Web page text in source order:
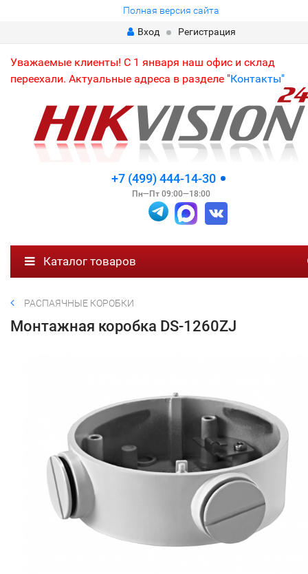
Полная версия сайта
Вход
Регистрация
Уважаемые клиенты! С 1 января наш офис и склад
переехали. Актуальные адреса в разделе "Контакты"
+7 (499) 444-14-30
Пн—Пт 09:00—18:00
Каталог товаров
РАСПАЯЧНЫЕ КОРОБКИ
Монтажная коробка DS-1260ZJ